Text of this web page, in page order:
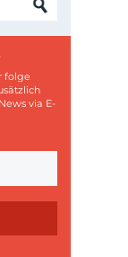
folge
via E-